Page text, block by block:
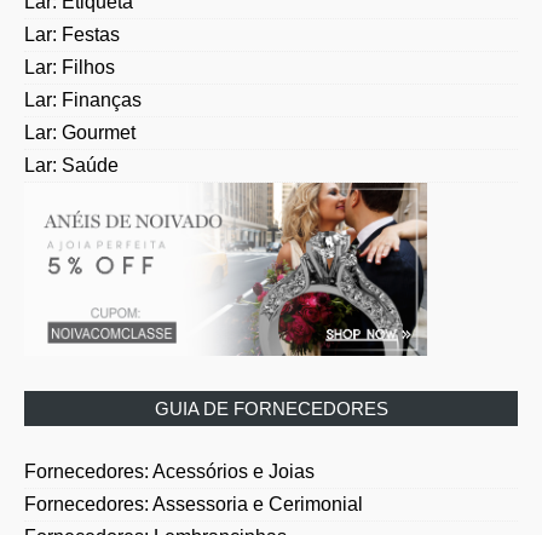
Lar: Festas
Lar: Filhos
Lar: Finanças
Lar: Gourmet
Lar: Saúde
Fornecedores: Assessoria e Cerimonial
Fornecedores: Lembrancinhas